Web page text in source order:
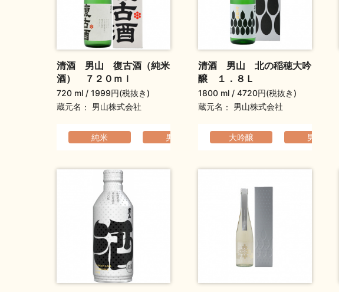
清酒 男山 復古酒（純米
酒） ７２０ｍｌ
720 ml
1999円(税抜き)
蔵元名
男山株式会社
純米 男山 ふくよか ふくよか
清酒 男山 北の稲穂大吟
醸 １．８Ｌ
1800 ml
4720円(税抜き)
蔵元名
男山株式会社
大吟醸 男山